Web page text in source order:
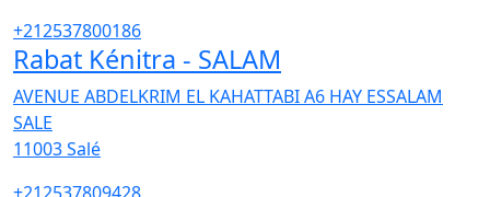
+212537800186
Rabat Kénitra - SALAM
AVENUE ABDELKRIM EL KAHATTABI A6 HAY ESSALAM
SALE
11003Salé